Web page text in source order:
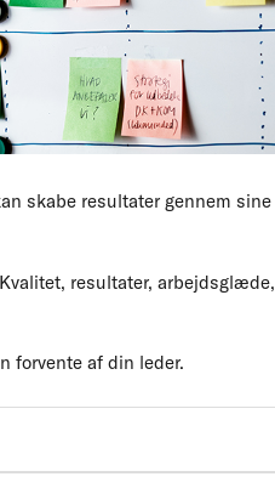
skabe resultater gennem sine
resultater, arbejdsglæde,
forvente af din leder.